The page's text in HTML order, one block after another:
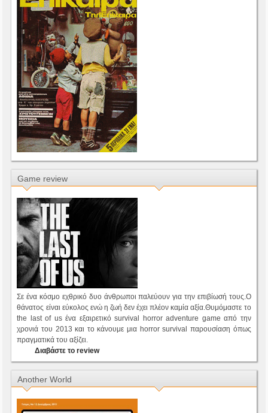
Game review
Σε ένα κόσμο εχθρικό δυο άνθρωποι παλεύουν για την επιβίωσή τους.Ο
θάνατος είναι εύκολος ενώ η ζωή δεν έχει πλέον καμία αξία.Θυμόμαστε το
the last of us ένα εξαιρετικό survival horror adventure game από την
χρονιά του 2013 και το κάνουμε μια horror survival παρουσίαση όπως
πραγματικά του αξίζει.
Διαβάστε το review
Another World